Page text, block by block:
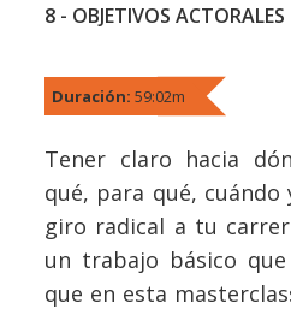
8 - OBJETIVOS ACTORALES
Duración: 59:02m
Tener claro hacia
qué, para qué,
giro radical a tu
un trabajo básico
que en esta